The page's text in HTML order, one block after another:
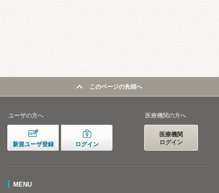
このページの先頭へ
ユーザの方へ
新規ユーザ登録 ログイン
医療機関の方へ
医療機関
ログイン
MENU